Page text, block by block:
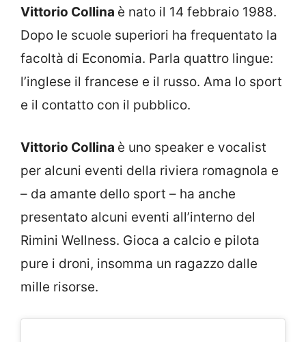
Vittorio Collina è nato il 14 febbraio 1988.
Dopo le scuole superiori ha frequentato la
facoltà di Economia. Parla quattro lingue:
l’inglese il francese e il russo. Ama lo sport
e il contatto con il pubblico.
Vittorio Collina è uno speaker e vocalist
per alcuni eventi della riviera romagnola e
– da amante dello sport – ha anche
presentato alcuni eventi all’interno del
Rimini Wellness. Gioca a calcio e pilota
pure i droni, insomma un ragazzo dalle
mille risorse.